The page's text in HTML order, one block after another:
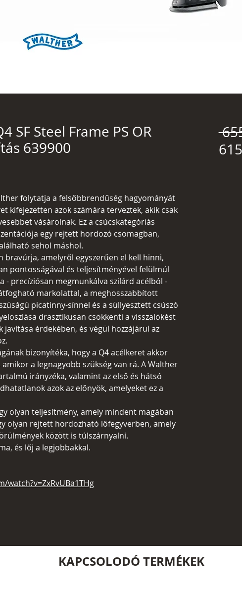
SF Steel Frame PS OR
639900
folytatja a felsőbbrendűség hagyományát
kifejezetten azok számára terveztek, akik csak
vásárolnak. Ez a csúcskategóriás
egy rejtett hordozó csomagban,
sehol máshol.
bravúrja, amelyről egyszerűen el kell hinni,
pontosságával és teljesítményével felülmúl
- precíziósan megmunkálva szilárd acélból -
markolattal, a meghosszabbított
picatinny-sínnel és a süllyesztett csúszó
​​drasztikusan csökkenti a visszalökést
javítása érdekében, és végül hozzájárul az
bizonyítéka, hogy a Q4 acélkeret akkor
a legnagyobb szükség van rá. A Walther
irányzéka, valamint az első és hátsó
azok az előnyök, amelyeket ez a
olyan teljesítmény, amely mindent magában
olyan rejtett hordozható lőfegyverben, amely
között is túlszárnyalni.
és lőj a legjobbakkal.
KAPCSOLODÓ TERMÉKEK